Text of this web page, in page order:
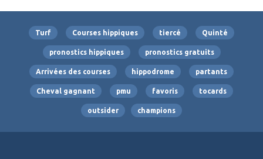
Turf Courses hippiques tiercé Quinté
pronostics hippiques pronostics gratuits
Arrivées des courses hippodrome partants
Cheval gagnant pmu favoris tocards
outsider champions